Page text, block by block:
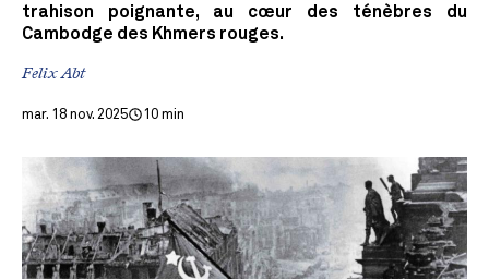
trahison poignante, au cœur des ténèbres du
Cambodge des Khmers rouges.
Felix Abt
mar. 18 nov. 2025 10 min